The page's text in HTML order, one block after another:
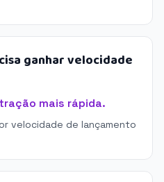
ganhar velocidade
mais rápida.
velocidade de lançamento